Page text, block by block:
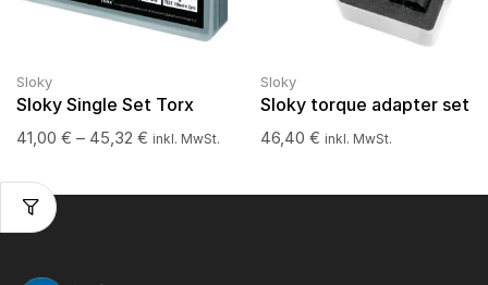
Sloky
Sloky Single Set Torx
41,00 € – 45,32 € inkl. MwSt.
Sloky
Sloky torque adapter set
46,40 € inkl. MwSt.